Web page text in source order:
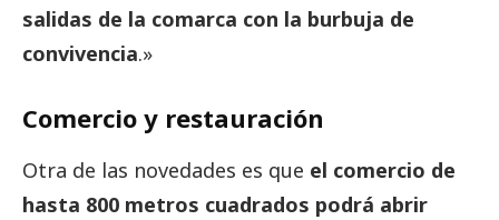
salidas de la comarca con la burbuja de
convivencia.»
Comercio y restauración
Otra de las novedades es que el comercio de
hasta 800 metros cuadrados podrá abrir